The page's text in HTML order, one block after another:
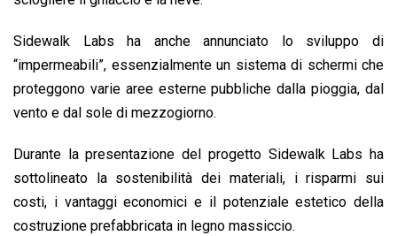
Sidewalk Labs ha anche annunciato lo sviluppo di
“impermeabili”, essenzialmente un sistema di schermi che
proteggono varie aree esterne pubbliche dalla pioggia, dal
vento e dal sole di mezzogiorno.
Durante la presentazione del progetto Sidewalk Labs ha
sottolineato la sostenibilità dei materiali, i risparmi sui
costi, i vantaggi economici e il potenziale estetico della
costruzione prefabbricata in legno massiccio.